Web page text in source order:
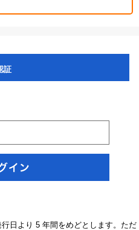
証
日より 5 年間をめどとします。ただ